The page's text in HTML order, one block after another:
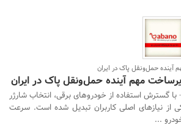
آینده حمل‌ونقل پاک در ایران
مهم آینده حمل‌ونقل پاک در ایران
با گسترش استفاده از خودروهای برقی، انتخاب شارژر
از نیازهای اصلی کاربران تبدیل شده است. سرعت
...